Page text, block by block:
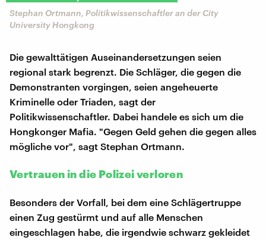
Stephan Ortmann, Politikwissenschaftler an der City
University Hongkong
Die gewalttätigen Auseinandersetzungen seien
regional stark begrenzt. Die Schläger, die gegen die
Demonstranten vorgingen, seien angeheuerte
Kriminelle oder Triaden, sagt der
Politikwissenschaftler. Dabei handele es sich um die
Hongkonger Mafia. "Gegen Geld gehen die gegen alles
mögliche vor", sagt Stephan Ortmann.
Vertrauen in die Polizei verloren
Besonders der Vorfall, bei dem eine Schlägertruppe
einen Zug gestürmt und auf alle Menschen
eingeschlagen habe, die irgendwie schwarz gekleidet